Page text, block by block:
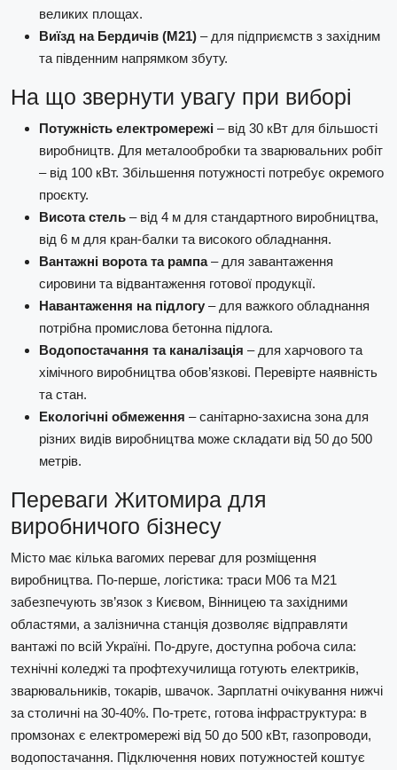
великих площах.
Виїзд на Бердичів (М21) – для підприємств з західним
та південним напрямком збуту.
На що звернути увагу при виборі
Потужність електромережі – від 30 кВт для більшості
виробництв. Для металообробки та зварювальних робіт
– від 100 кВт. Збільшення потужності потребує окремого
проєкту.
Висота стель – від 4 м для стандартного виробництва,
від 6 м для кран-балки та високого обладнання.
Вантажні ворота та рампа– для завантаження
сировини та відвантаження готової продукції.
Навантаження на підлогу – для важкого обладнання
потрібна промислова бетонна підлога.
Водопостачання та каналізація – для харчового та
хімічного виробництва обов’язкові. Перевірте наявність
та стан.
Екологічні обмеження – санітарно-захисна зона для
різних видів виробництва може складати від 50 до 500
метрів.
Переваги Житомира для
виробничого бізнесу
Місто має кілька вагомих переваг для розміщення
виробництва. По-перше, логістика: траси М06 та М21
забезпечують зв’язок з Києвом, Вінницею та західними
областями, а залізнична станція дозволяє відправляти
вантажі по всій Україні. По-друге, доступна робоча сила:
технічні коледжі та профтехучилища готують електриків,
зварювальників, токарів, швачок. Зарплатні очікування нижчі
за столичні на 30-40%. По-третє, готова інфраструктура: в
промзонах є електромережі від 50 до 500 кВт, газопроводи,
водопостачання. Підключення нових потужностей коштує